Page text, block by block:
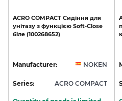
ACRO COMPACT Сидіння для
унітазу з функцією Soft-Close
біле (100268652)
Manufacturer: NOKEN
Series: ACRO COMPACT